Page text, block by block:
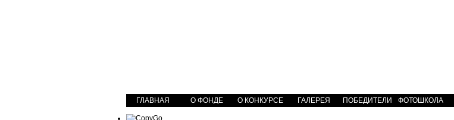
ГЛАВНАЯ О ФОНДЕ О КОНКУРСЕ ГАЛЕРЕЯ ПОБЕДИТЕЛИ ФОТОШКОЛА